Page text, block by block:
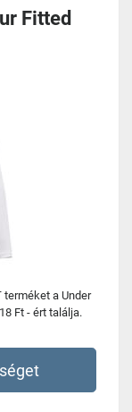
Fitted
terméket a Under
Ft - ért találja.